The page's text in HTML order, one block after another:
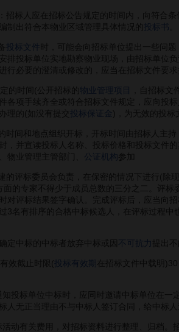
人应在招标公告规定的时间内，向符合条
制出符合本物业区域管理具体情况的 投标书
投标文件
时，可能会向招标单位提出一些问
排投标单位实地勘察物业现场，由招标单位
行必要的澄清或修改的，应当在招标文件要
时间(公开招标的 物业管理项目
，自招标
各项手续齐全或符合招标文件规定，应向投
理的(如没有提交投标保证金 )，为无效的投
和地点组织开标，开标时间由招标人主持
，并宣读投标人名称、投标价格和投标文件
物业管理主管部门、 公证机构 参加
标委员会负责，在保密的情况下进行(除
的专家不得少于成员总数的三分之二。评
对评标结果签字确认。完成评标后，应当向
3名有排序的合格中标候选人，在评标过程
中标的中标者放弃中标或因 不可抗力 提出
效截止时限( 投标有效期
在招标文件中载明
标单位中标时，应同时邀请中标单位在一
人无正当理由不与中标人签订合同，给中标
有关费用，对招标资料进行整理、归档。